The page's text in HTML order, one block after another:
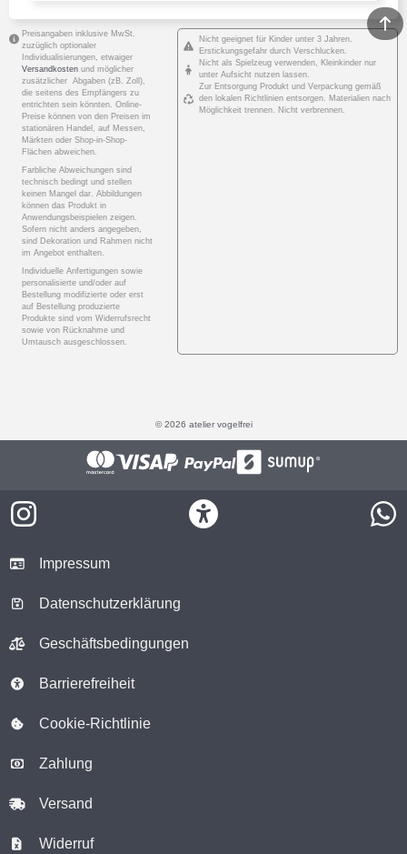
Preisangaben inklusive MwSt.
zuzüglich optionaler
Individualisierungen, etwaiger
Versandkosten und möglicher
zusätzlicher Abgaben (zB. Zoll),
die seitens des Empfängers zu
entrichten sein könnten. Online-
Preise können von den Preisen im
stationären Handel, auf Messen,
Märkten oder Shop-in-Shop-
Flächen abweichen.
Farbliche Abweichungen sind
technisch bedingt und stellen
keinen Mangel dar. Abbildungen
können das Produkt in
Anwendungsbeispielen zeigen.
Sofern nicht anders angegeben,
sind Dekoration und Rahmen nicht
im Angebot enthalten.
Individuelle Anfertigungen sowie
personalisierte und/oder auf
Bestellung modifizierte oder erst
auf Bestellung produzierte
Produkte sind vom Widerrufsrecht
sowie von Rücknahme und
Umtausch ausgeschlossen.
Nicht geeignet für Kinder unter 3 Jahren.
Erstickungsgefahr durch Verschlucken.
Nicht als Spielzeug verwenden, Kleinkinder nur
unter Aufsicht nutzen lassen.
Zur Entsorgung Produkt und Verpackung gemäß
den lokalen Richtlinien entsorgen. Materialien nach
Möglichkeit trennen. Nicht verbrennen.
© 2026 atelier vogelfrei
Impressum
Datenschutzerklärung
Geschäftsbedingungen
Barrierefreiheit
Cookie-Richtlinie
Zahlung
Versand
Widerruf